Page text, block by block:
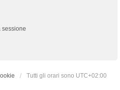
sessione
Tutti gli orari sono UTC+02:00